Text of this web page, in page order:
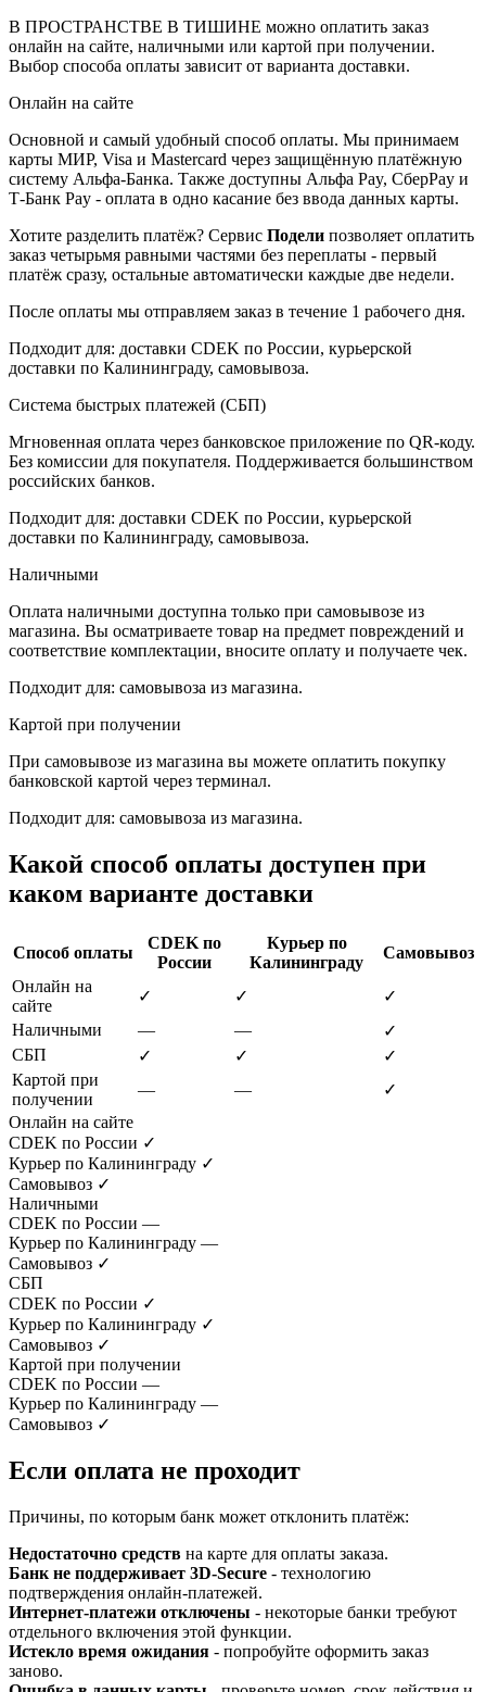
В ПРОСТРАНСТВЕ В ТИШИНЕ можно оплатить заказ
онлайн на сайте, наличными или картой при получении.
Выбор способа оплаты зависит от варианта доставки.
Онлайн на сайте
Основной и самый удобный способ оплаты. Мы принимаем
карты МИР, Visa и Mastercard через защищённую платёжную
систему Альфа-Банка. Также доступны Альфа Pay, СберPay и
Т-Банк Pay - оплата в одно касание без ввода данных карты.
Хотите разделить платёж? Сервис Подели позволяет оплатить
заказ четырьмя равными частями без переплаты - первый
платёж сразу, остальные автоматически каждые две недели.
После оплаты мы отправляем заказ в течение 1 рабочего дня.
Подходит для: доставки CDEK по России, курьерской
доставки по Калининграду, самовывоза.
Система быстрых платежей (СБП)
Мгновенная оплата через банковское приложение по QR-коду.
Без комиссии для покупателя. Поддерживается большинством
российских банков.
Подходит для: доставки CDEK по России, курьерской
доставки по Калининграду, самовывоза.
Наличными
Оплата наличными доступна только при самовывозе из
магазина. Вы осматриваете товар на предмет повреждений и
соответствие комплектации, вносите оплату и получаете чек.
Подходит для: самовывоза из магазина.
Картой при получении
При самовывозе из магазина вы можете оплатить покупку
банковской картой через терминал.
Подходит для: самовывоза из магазина.
Какой способ оплаты доступен при
каком варианте доставки
Способ оплаты
CDEK по
России
Курьер по
Калининграду
Самовывоз
Онлайн на
сайте
✓ ✓
✓
Наличными
— —
✓
СБП
✓ ✓
✓
Картой при
получении
— —
✓
Онлайн на сайте
CDEK по России ✓
Курьер по Калининграду ✓
Самовывоз ✓
Наличными
CDEK по России —
Курьер по Калининграду —
Самовывоз ✓
СБП
CDEK по России ✓
Курьер по Калининграду ✓
Самовывоз ✓
Картой при получении
CDEK по России —
Курьер по Калининграду —
Самовывоз ✓
Если оплата не проходит
Причины, по которым банк может отклонить платёж:
Недостаточно средств на карте для оплаты заказа.
Банк не поддерживает 3D-Secure - технологию
подтверждения онлайн-платежей.
Интернет-платежи отключены - некоторые банки требуют
отдельного включения этой функции.
Истекло время ожидания - попробуйте оформить заказ
заново.